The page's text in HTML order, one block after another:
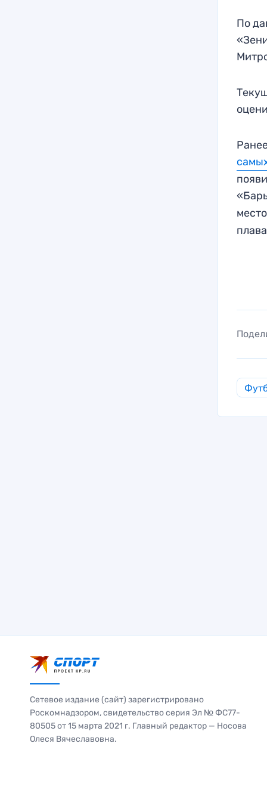
По
Сетевое издание (сайт) зарегистрировано
Роскомнадзором, свидетельство серия Эл № ФС77-
80505 от 15 марта 2021 г. Главный редактор — Носова
Олеся Вячеславовна.